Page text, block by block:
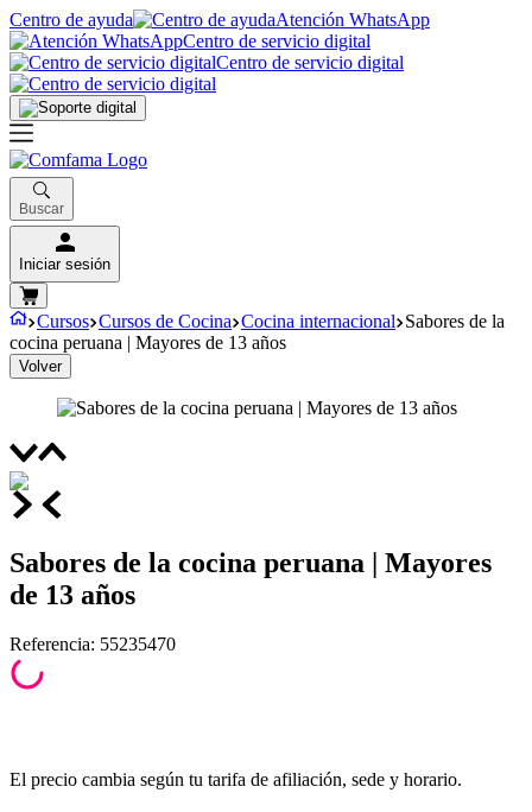
Centro de ayuda
Atención WhatsApp
Centro de servicio digital
Centro de servicio digital
Buscar
Iniciar sesión
Cursos Cursos de Cocina Cocina internacional Sabores de la
cocina peruana | Mayores de 13 años
Volver
Sabores de la cocina peruana | Mayores
de 13 años
Referencia: 55235470
El precio cambia según tu tarifa de afiliación, sede y horario.